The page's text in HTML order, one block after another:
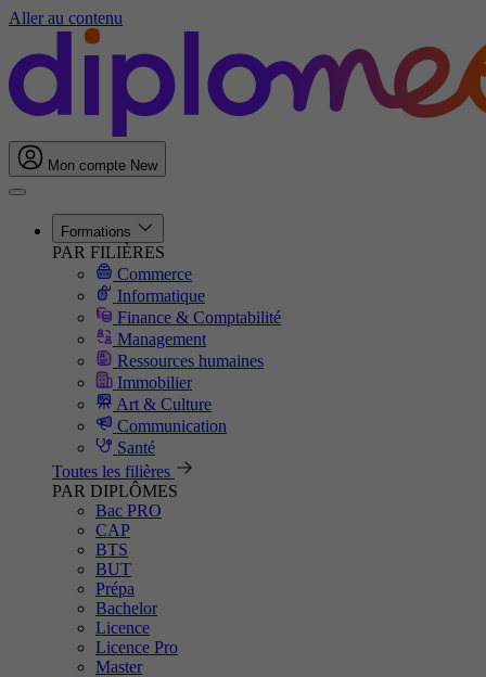
Aller au contenu
Mon compte New
Formations
PAR FILIÈRES
Commerce
Informatique
Finance & Comptabilité
Management
Ressources humaines
Immobilier
Art & Culture
Communication
Santé
Toutes les filières
PAR DIPLÔMES
Bac PRO
CAP
BTS
BUT
Prépa
Bachelor
Licence
Licence Pro
Master